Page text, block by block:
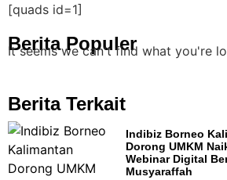
[quads id=1]
Berita Populer
It seems we can't find what you're
Berita Terkait
Indibiz Borneo
Dorong UMKM
Webinar Digital
Musyaraffah